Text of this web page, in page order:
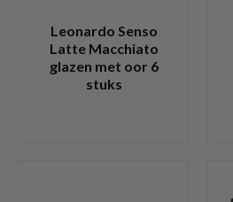
Leonardo Senso
Latte Macchiato
glazen met oor 6
stuks